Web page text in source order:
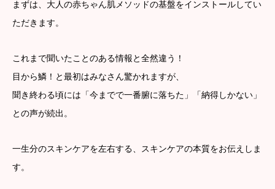
まずは、大人の赤ちゃん肌メソッドの基盤をインストールしてい
ただきます。
これまで聞いたことのある情報と全然違う！
目から鱗！と最初はみなさん驚かれますが、
聞き終わる頃には「今までで一番腑に落ちた」「納得しかない」
との声が続出。
一生分のスキンケアを左右する、スキンケアの本質をお伝えしま
す。